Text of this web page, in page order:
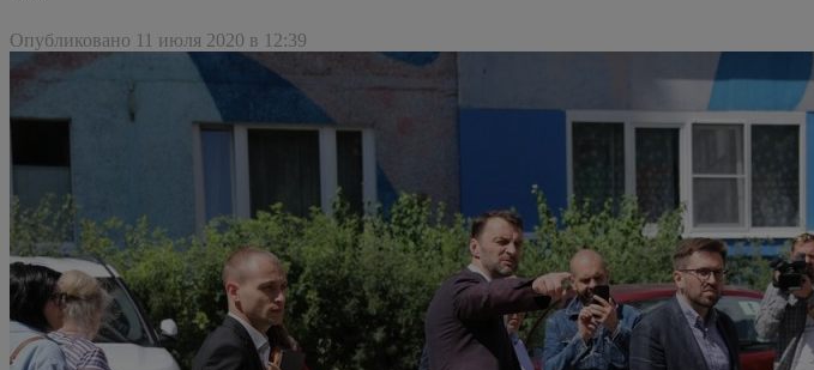
Опубликовано 11 июля 2020 в 12:39